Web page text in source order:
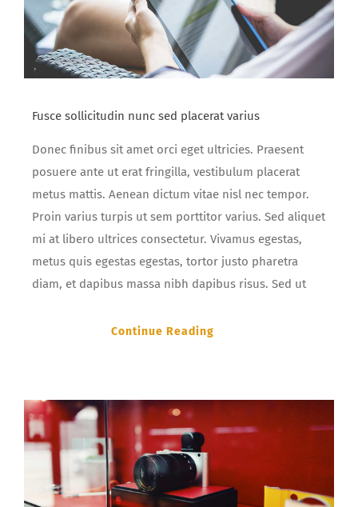
Fusce sollicitudin nunc sed placerat varius
Donec finibus sit amet orci eget ultricies. Praesent
posuere ante ut erat fringilla, vestibulum placerat
metus mattis. Aenean dictum vitae nisl nec tempor.
Proin varius turpis ut sem porttitor varius. Sed aliquet
mi at libero ultrices consectetur. Vivamus egestas,
metus quis egestas egestas, tortor justo pharetra
diam, et dapibus massa nibh dapibus risus. Sed ut
Continue Reading